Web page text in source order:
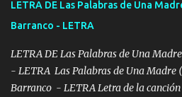
chile quisiera ser menos de ti
encierra princesa tu sabes que nunca
la peligro...
LETRA DE Las Palabras de Una
Barranco - LETRA
LETRA DE Las Palabras de Una
- LETRA Las Palabras de Una Madre
Barranco - LETRA Letra de la